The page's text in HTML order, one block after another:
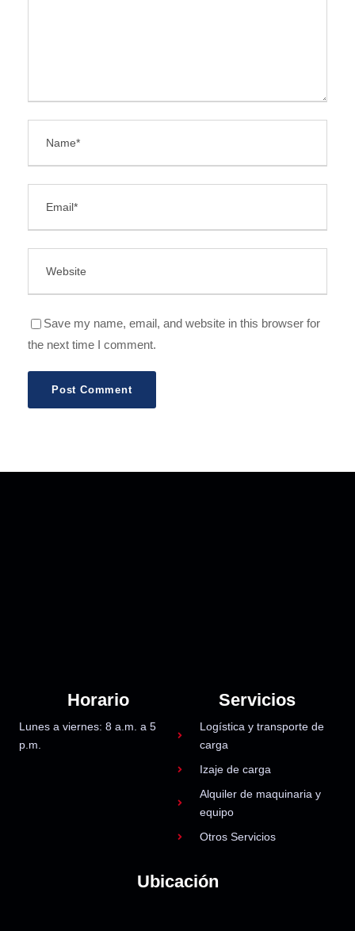
Save my name, email, and website in this browser for
the next time I comment.
Horario
Lunes a viernes: 8 a.m. a 5
p.m.
Servicios
Logística y transporte de
carga
Izaje de carga
Alquiler de maquinaria y
equipo
Otros Servicios
Ubicación